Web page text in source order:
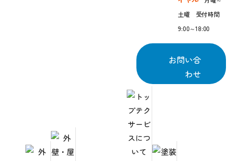
土曜 受付時間
9:00～18:00
お問い合
わせ
ご相談はお気軽に!
宮城県仙台市・株
式会社トップテク
サービス